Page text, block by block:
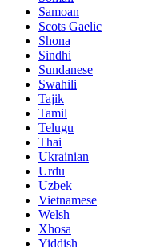
Samoan
Scots Gaelic
Shona
Sindhi
Sundanese
Swahili
Tajik
Tamil
Telugu
Thai
Ukrainian
Urdu
Uzbek
Vietnamese
Welsh
Xhosa
Yiddish